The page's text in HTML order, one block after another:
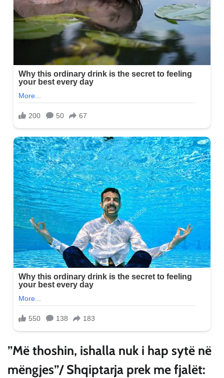
”Më thoshin, ishalla nuk i hap sytë në
mëngjes”/ Shqiptarja prek me fjalët: